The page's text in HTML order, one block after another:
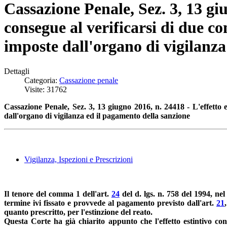
Cassazione Penale, Sez. 3, 13
consegue al verificarsi di due
imposte dall'organo di
Dettagli
Categoria: Cassazione penale
Visite: 31762
Cassazione Penale, Sez. 3, 13 giugno 2016, n. 24418 -
dall'organo di vigilanza ed il pagamento della sanzione
Vigilanza, Ispezioni e Prescrizioni
Il tenore del comma 1 dell'art. 24del d. lgs. n. 758 del 1994,
termine ivi fissato e provvede al pagamento previsto dall'art. 21
quanto prescritto, per l'estinzione del reato.
Questa Corte ha già chiarito appunto che l'effetto estintivo